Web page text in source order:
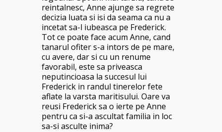
reintalnesc, Anne ajunge sa regrete
decizia luata si isi da seama ca nu a
incetat sa-l iubeasca pe Frederick.
Tot ce poate face acum Anne, cand
tanarul ofiter s-a intors de pe mare,
cu avere, dar si cu un renume
favorabil, este sa priveasca
neputincioasa la succesul lui
Frederick in randul tinerelor fete
aflate la varsta maritisului. Oare va
reusi Frederick sa o ierte pe Anne
pentru ca si-a ascultat familia in loc
sa-si asculte inima?